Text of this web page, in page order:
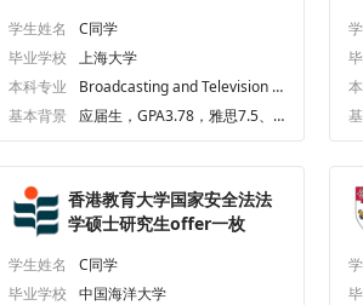
学生姓名
C同学
毕业学校
上海大学
本科专业
Broadcasting and Television Pl
基本背景
应届生，GPA3.78，雅思7.5、
香港教育大学国家安全法法
学硕士研究生offer一枚
学生姓名
C同学
毕业学校
中国海洋大学